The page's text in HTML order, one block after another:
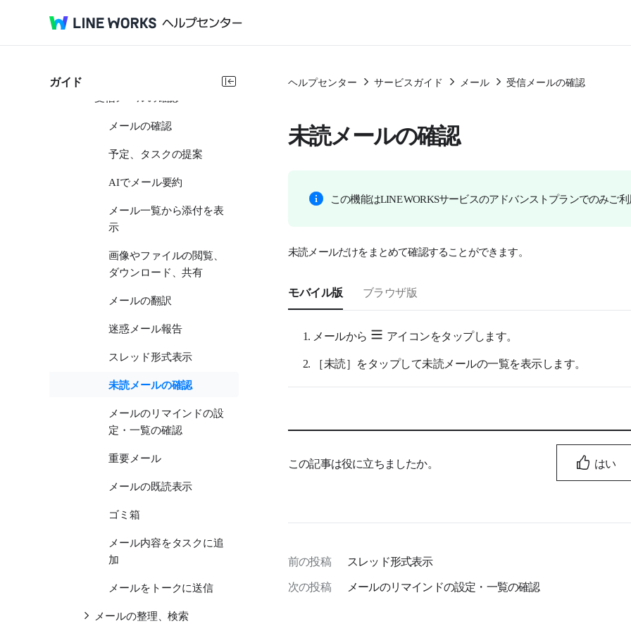
ガイド
メールの確認
予定、タスクの提案
AIでメール要約
メール一覧から添付を表
示
画像やファイルの閲覧、
ダウンロード、共有
メールの翻訳
迷惑メール報告
スレッド形式表示
未読メールの確認
メールのリマインドの設
定・一覧の確認
重要メール
メールの既読表示
ゴミ箱
メール内容をタスクに追
加
メールをトークに送信
メールの整理、検索
ヘルプセンター サービスガイド メール 受信メールの確認
未読メールの確認
この機能はLINE WORKSサービスのアドバンストプランでのみご
未読メールだけをまとめて確認することができます。
モバイル版 ブラウザ版
メールから
アイコンをタップします。
［未読］をタップして未読メールの一覧を表示します。
この記事は役に立ちましたか。 はい
前の投稿
スレッド形式表示
次の投稿
メールのリマインドの設定・一覧の確認